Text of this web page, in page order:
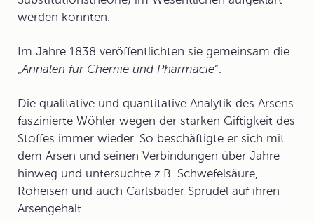
werden konnten.
Im Jahre 1838 veröffentlichten sie gemeinsam die
„Annalen für Chemie und Pharmacie“.
Die qualitative und quantitative Analytik des Arsens
faszinierte Wöhler wegen der starken Giftigkeit des
Stoffes immer wieder. So beschäftigte er sich mit
dem Arsen und seinen Verbindungen über Jahre
hinweg und untersuchte z.B. Schwefelsäure,
Roheisen und auch Carlsbader Sprudel auf ihren
Arsengehalt.